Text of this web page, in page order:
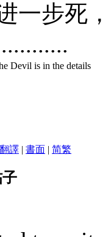
一步死
Devil is in the details
翻譯 | 書面 | 简繁